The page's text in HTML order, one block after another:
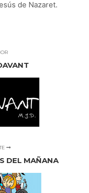
de Nazaret.
DEL MAÑANA